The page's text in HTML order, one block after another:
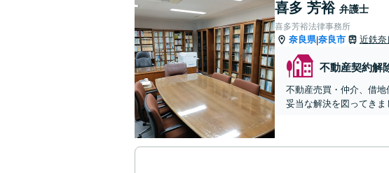
喜多 芳裕 弁護士
喜多芳裕法律事務所
奈良県|奈良市 近鉄奈
不動産契約解
不動産売買・仲介、借地
妥当な解決を図ってきま